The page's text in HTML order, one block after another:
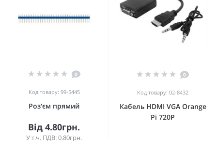
0
Код товару: 99-5445
Роз'єм прямий
Від 4.80грн.
У т.ч. ПДВ: 0.80грн.
0
Код товару: 02-8432
Кабель HDMI VGA Orange
Pi 720P